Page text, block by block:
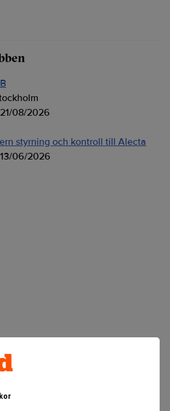
21/08/2026
styrning och kontroll till Alecta
13/06/2026